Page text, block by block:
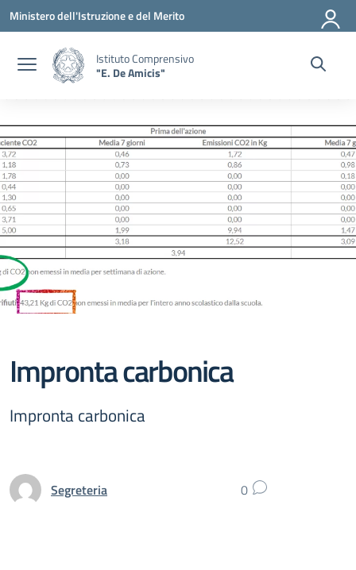
Vai ai contenuti
Vai al menu di navigazione
Vai al footer
Ministero dell'Istruzione e del Merito
Istituto Comprensivo
"E. De Amicis"
Impronta carbonica
Impronta carbonica
Segreteria 0